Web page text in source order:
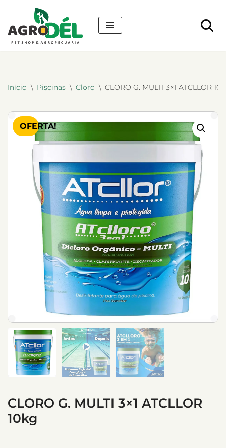
Pular
para
Início \ Piscinas \ Cloro \ CLORO G. MULTI 3×1 ATCLLOR
OFERTA!
CLORO G. MULTI 3×1 ATCLLOR
10kg